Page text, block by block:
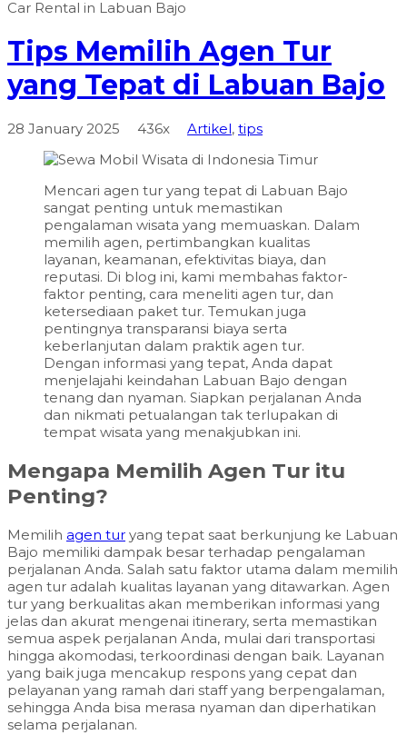
Tips Memilih Agen Tur
yang Tepat di Labuan Bajo
28 January 2025 436x Artikel, tips
Mencari agen tur yang tepat di Labuan Bajo
sangat penting untuk memastikan
pengalaman wisata yang memuaskan. Dalam
memilih agen, pertimbangkan kualitas
layanan, keamanan, efektivitas biaya, dan
reputasi. Di blog ini, kami membahas faktor-
faktor penting, cara meneliti agen tur, dan
ketersediaan paket tur. Temukan juga
pentingnya transparansi biaya serta
keberlanjutan dalam praktik agen tur.
Dengan informasi yang tepat, Anda dapat
menjelajahi keindahan Labuan Bajo dengan
tenang dan nyaman. Siapkan perjalanan Anda
dan nikmati petualangan tak terlupakan di
tempat wisata yang menakjubkan ini.
Mengapa Memilih Agen Tur itu
Penting?
Memilih agen tur yang tepat saat berkunjung ke Labuan
Bajo memiliki dampak besar terhadap pengalaman
perjalanan Anda. Salah satu faktor utama dalam memilih
agen tur adalah kualitas layanan yang ditawarkan. Agen
tur yang berkualitas akan memberikan informasi yang
jelas dan akurat mengenai itinerary, serta memastikan
semua aspek perjalanan Anda, mulai dari transportasi
hingga akomodasi, terkoordinasi dengan baik. Layanan
yang baik juga mencakup respons yang cepat dan
pelayanan yang ramah dari staff yang berpengalaman,
sehingga Anda bisa merasa nyaman dan diperhatikan
selama perjalanan.